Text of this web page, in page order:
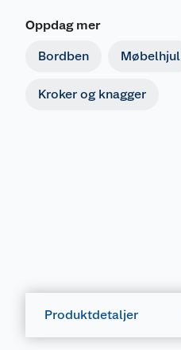
Oppdag mer
Bordben Møbelhjul
Kroker og knagger
Produktdetaljer